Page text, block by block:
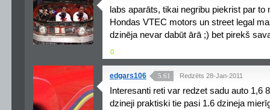
labs aparāts, tikai negribu piekrist par
Hondas VTEC motors un street legal
dzinēja nevar dabūt ārā ;) bet pirekš
0
edgars106 5.61 Redzēts 28-Jan-2011
Interesanti reti var redzet sadu auto 1,6
dzineji praktiski tie pasi 1.6 dzineja